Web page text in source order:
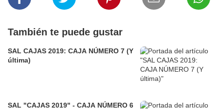
También te puede gustar
SAL CAJAS 2019: CAJA NÚMERO 7 (Y
última)
SAL "CAJAS 2019" - CAJA NÚMERO 6